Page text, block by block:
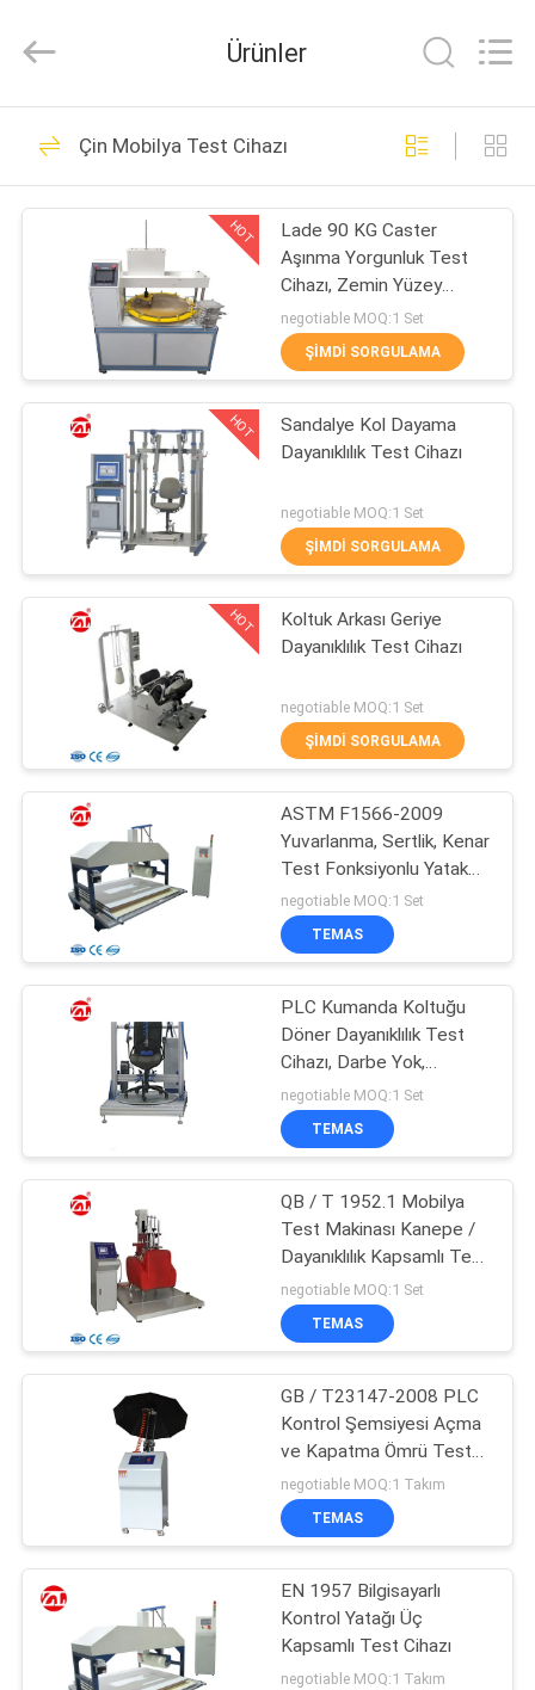
ÜRÜN:%
VİDEOLAR
HAKKIMIZDA
FABRIKA
KALITE
KONTROL
ULAŞIN
HABERLER
BIR
TEKLIF
ISTEĞI
SITE
HARITASI
PRIVACY
POLICY
Technology
Rights
Lastik test makinesi
268
Vulkanizasyon Pres
Makinası
43
İki Merdaneli
Değirmen
Üniversal test
makinesi
Banbury Mikser
32
Çekme Test Cihazı
33
Ürünler
Çin Mobilya Test Cihazı
HOT
Lade 90 KG Caster
Aşınma Yorgunluk Test
Cihazı, Zemin Yüzey
Caster Yöntemi Test
Cihazı
negotiable MOQ:1 Set
ŞIMDI SORGULAMA
HOT
Sandalye Kol Dayama
Dayanıklılık Test Cihazı
negotiable MOQ:1 Set
ŞIMDI SORGULAMA
HOT
Koltuk Arkası Geriye
Dayanıklılık Test Cihazı
negotiable MOQ:1 Set
ŞIMDI SORGULAMA
ASTM F1566-2009
Yuvarlanma, Sertlik, Kenar
Test Fonksiyonlu Yatak
Ester
negotiable MOQ:1 Set
TEMAS
PLC Kumanda Koltuğu
Döner Dayanıklılık Test
Cihazı, Darbe Yok,
Gerçekten Simüle Edin
negotiable MOQ:1 Set
TEMAS
QB / T 1952.1 Mobilya
Test Makinası Kanepe /
Dayanıklılık Kapsamlı Test
250N Kolçak Yükleme
Gücü
negotiable MOQ:1 Set
TEMAS
GB / T23147-2008 PLC
Kontrol Şemsiyesi Açma
ve Kapatma Ömrü Test
Cihazı
negotiable MOQ:1 Takım
TEMAS
EN 1957 Bilgisayarlı
Kontrol Yatağı Üç
Kapsamlı Test Cihazı
negotiable MOQ:1 Takım